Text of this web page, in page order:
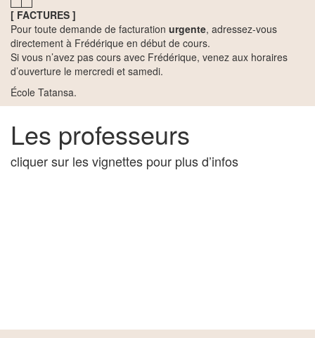
[ FACTURES ]
Pour toute demande de facturation urgente, adressez-vous
directement à Frédérique en début de cours.
Si vous n’avez pas cours avec Frédérique, venez aux horaires
d’ouverture le mercredi et samedi.
École Tatansa.
Les professeurs
cliquer sur les vignettes pour plus d’infos